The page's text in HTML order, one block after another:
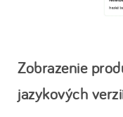
Zobrazenie
jazykových